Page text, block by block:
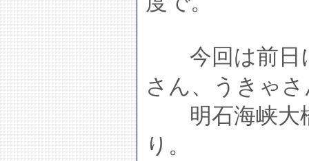
今回は前日
さん、うきゃ
明石海峡大
り。